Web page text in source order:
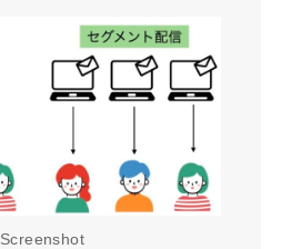
Screenshot